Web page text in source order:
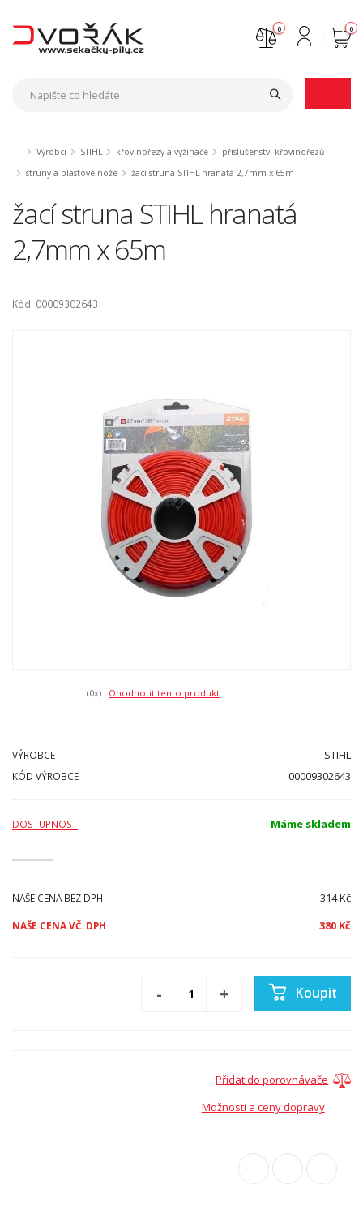
0
0
Výrobci STIHL křovinořezy a vyžínače
příslušenství křovinořezů
struny a plastové nože
žací struna STIHL hranatá 2,7mm x 65m
žací struna STIHL hranatá
2,7mm x 65m
Kód: 00009302643
(0x) Ohodnotit tento produkt
VÝROBCE STIHL
KÓD VÝROBCE 00009302643
DOSTUPNOST Máme skladem
NAŠE CENA BEZ DPH 314 Kč
NAŠE CENA VČ. DPH 380 Kč
Koupit
Přidat do porovnávače
Možnosti a ceny dopravy